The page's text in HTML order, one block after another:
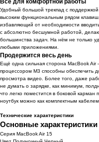
Удобный большой трекпад с
высоким функциональным рядом
избавляющий от необходимости
с абсолютно бесшумной работой,
большинства задач. На нём не только
любыми приложениями.
Продержится весь день
Ещё одна сильная сторона MacBook Air
процессором M3 способны обеспечить
просмотра видео. Более того, даже
не думать о зарядке, как минимум,
что легко поместится в боковой карман
ноутбук можно как комплектным
Технические характеристики
Основные характеристики
Серия MacBook Air 15